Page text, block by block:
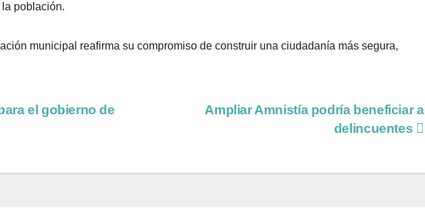
población.
municipal reafirma su compromiso de construir una ciudadanía más segura,
Ampliar Amnistía podría beneficiar a
delincuentes
el gobierno de